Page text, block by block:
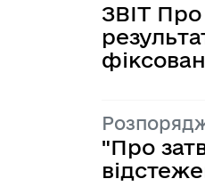
ЗВІТ Про
"Про